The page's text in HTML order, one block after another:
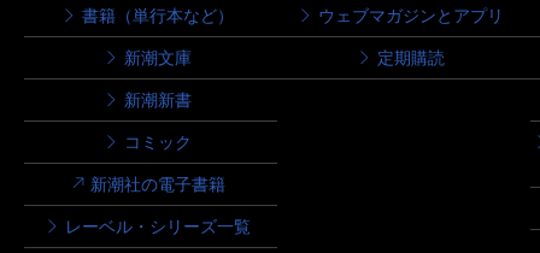
書籍（単行本など）
新潮文庫
新潮新書
コミック
新潮社の電子書籍
レーベル・シリーズ一覧
ウェブマガジンとアプリ
定期購読